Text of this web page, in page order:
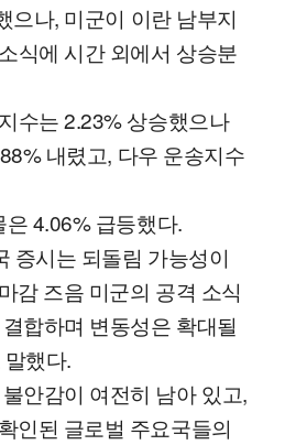
으나, 미군이 이란 남부지
식에 시간 외에서 상승분
수는 2.23% 상승했으나
내렸고, 다우 운송지수
4.06% 급등했다.
증시는 되돌림 가능성이
감 즈음 미군의 공격 소식
합하며 변동성은 확대될
했다.
안감이 여전히 남아 있고,
인된 글로벌 주요국들의